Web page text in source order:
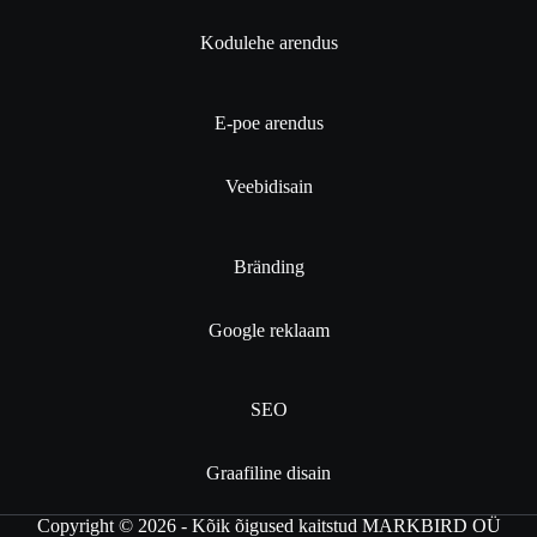
Kodulehe arendus
E-poe arendus
Veebidisain
Bränding
Google reklaam
SEO
Graafiline disain
Copyright © 2026 - Kõik õigused kaitstud MARKBIRD OÜ